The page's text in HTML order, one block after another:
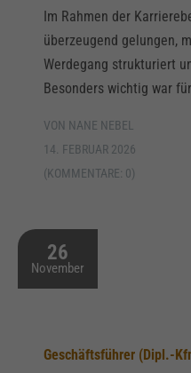
Im Rahmen der
überzeugend gelungen,
Werdegang strukturiert
Besonders wichtig war
VON NANE NEBEL
14. FEBRUAR 2026
(KOMMENTARE: 0)
26
November
Geschäftsführer (Dipl.-